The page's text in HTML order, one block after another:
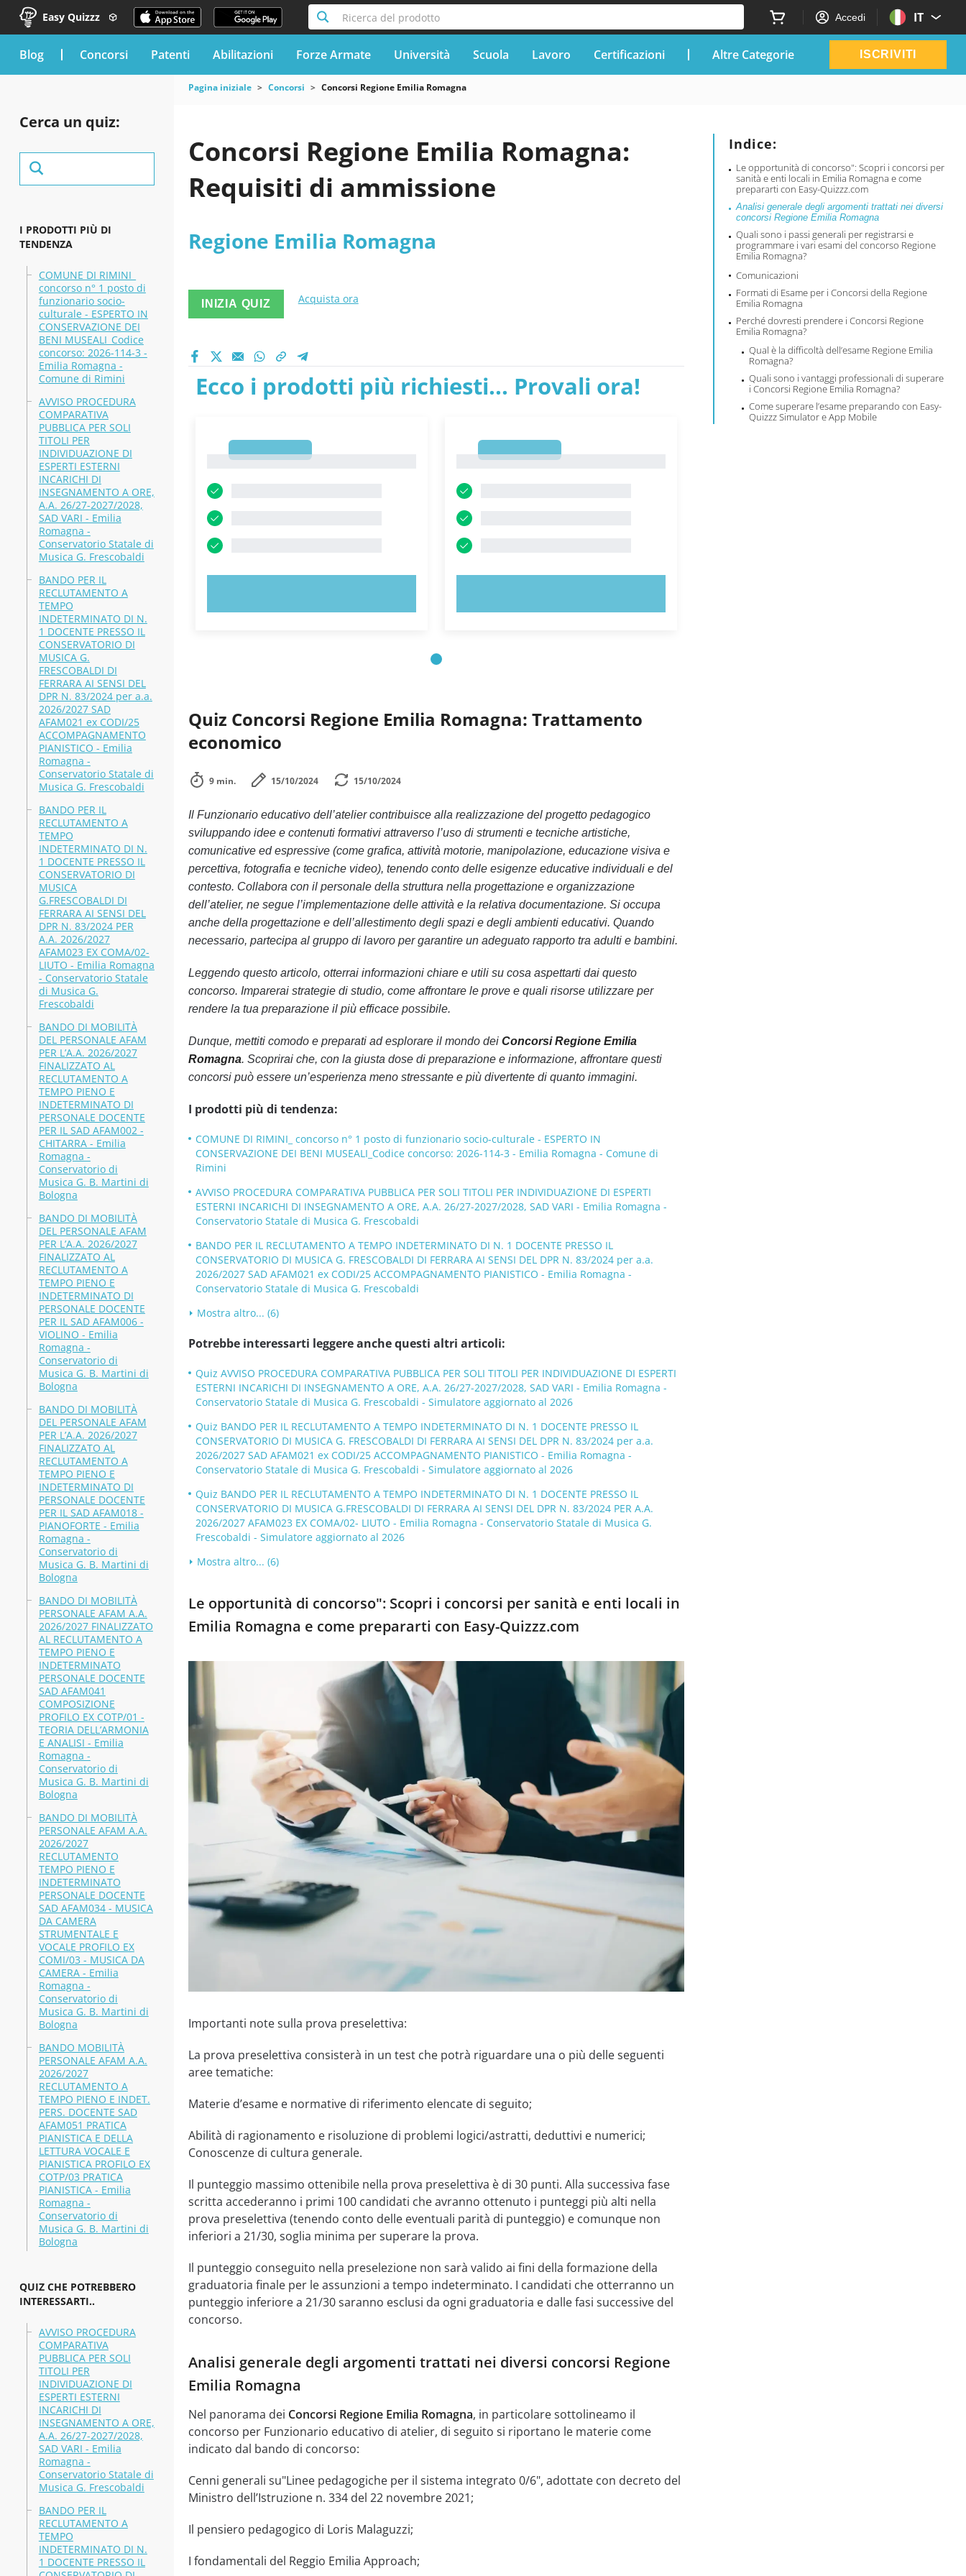
Easy Quizzz Ricerca del prodotto Accedi IT
blog Concorsi Patenti Abilitazioni Forze Armate Università Scuola Lavoro Certificazioni Altre Categorie ISCRIVITI
Cerca un quiz:
I PRODOTTI PIÙ DI
TENDENZA
COMUNE DI RIMINI_
concorso n° 1 posto di
funzionario socio-
culturale - ESPERTO IN
CONSERVAZIONE DEI
BENI MUSEALI_Codice
concorso: 2026-114-3 -
Emilia Romagna -
Comune di Rimini
AVVISO PROCEDURA
COMPARATIVA
PUBBLICA PER SOLI
TITOLI PER
INDIVIDUAZIONE DI
ESPERTI ESTERNI
INCARICHI DI
INSEGNAMENTO A ORE,
A.A. 26/27-2027/2028,
SAD VARI - Emilia
Romagna -
Conservatorio Statale di
Musica G. Frescobaldi
BANDO PER IL
RECLUTAMENTO A
TEMPO
INDETERMINATO DI N.
1 DOCENTE PRESSO IL
CONSERVATORIO DI
MUSICA G.
FRESCOBALDI DI
FERRARA AI SENSI DEL
DPR N. 83/2024 per a.a.
2026/2027 SAD
AFAM021 ex CODI/25
ACCOMPAGNAMENTO
PIANISTICO - Emilia
Romagna -
Conservatorio Statale di
Musica G. Frescobaldi
BANDO PER IL
RECLUTAMENTO A
TEMPO
INDETERMINATO DI N.
1 DOCENTE PRESSO IL
CONSERVATORIO DI
MUSICA
G.FRESCOBALDI DI
FERRARA AI SENSI DEL
DPR N. 83/2024 PER
A.A. 2026/2027
AFAM023 EX COMA/02-
LIUTO - Emilia Romagna
- Conservatorio Statale
di Musica G.
Frescobaldi
BANDO DI MOBILITÀ
DEL PERSONALE AFAM
PER L’A.A. 2026/2027
FINALIZZATO AL
RECLUTAMENTO A
TEMPO PIENO E
INDETERMINATO DI
PERSONALE DOCENTE
PER IL SAD AFAM002 -
CHITARRA - Emilia
Romagna -
Conservatorio di
Musica G. B. Martini di
Bologna
BANDO DI MOBILITÀ
DEL PERSONALE AFAM
PER L’A.A. 2026/2027
FINALIZZATO AL
RECLUTAMENTO A
TEMPO PIENO E
INDETERMINATO DI
PERSONALE DOCENTE
PER IL SAD AFAM006 -
VIOLINO - Emilia
Romagna -
Conservatorio di
Musica G. B. Martini di
Bologna
BANDO DI MOBILITÀ
DEL PERSONALE AFAM
PER L’A.A. 2026/2027
FINALIZZATO AL
RECLUTAMENTO A
TEMPO PIENO E
INDETERMINATO DI
PERSONALE DOCENTE
PER IL SAD AFAM018 -
PIANOFORTE - Emilia
Romagna -
Conservatorio di
Musica G. B. Martini di
Bologna
BANDO DI MOBILITÀ
PERSONALE AFAM A.A.
2026/2027 FINALIZZATO
AL RECLUTAMENTO A
TEMPO PIENO E
INDETERMINATO
PERSONALE DOCENTE
SAD AFAM041
COMPOSIZIONE
PROFILO EX COTP/01 -
TEORIA DELL’ARMONIA
E ANALISI - Emilia
Romagna -
Conservatorio di
Musica G. B. Martini di
Bologna
BANDO DI MOBILITÀ
PERSONALE AFAM A.A.
2026/2027
RECLUTAMENTO
TEMPO PIENO E
INDETERMINATO
PERSONALE DOCENTE
SAD AFAM034 - MUSICA
DA CAMERA
STRUMENTALE E
VOCALE PROFILO EX
COMI/03 - MUSICA DA
CAMERA - Emilia
Romagna -
Conservatorio di
Musica G. B. Martini di
Bologna
BANDO MOBILITÀ
PERSONALE AFAM A.A.
2026/2027
RECLUTAMENTO A
TEMPO PIENO E INDET.
PERS. DOCENTE SAD
AFAM051 PRATICA
PIANISTICA E DELLA
LETTURA VOCALE E
PIANISTICA PROFILO EX
COTP/03 PRATICA
PIANISTICA - Emilia
Romagna -
Conservatorio di
Musica G. B. Martini di
Bologna
QUIZ CHE POTREBBERO
INTERESSARTI..
AVVISO PROCEDURA
COMPARATIVA
PUBBLICA PER SOLI
TITOLI PER
INDIVIDUAZIONE DI
ESPERTI ESTERNI
INCARICHI DI
INSEGNAMENTO A ORE,
A.A. 26/27-2027/2028,
SAD VARI - Emilia
Romagna -
Conservatorio Statale di
Musica G. Frescobaldi
BANDO PER IL
RECLUTAMENTO A
TEMPO
INDETERMINATO DI N.
1 DOCENTE PRESSO IL
Pagina iniziale Concorsi Concorsi Regione Emilia Romagna
Indice:
Le opportunità di concorso": Scopri i concorsi per
sanità e enti locali in Emilia Romagna e come
prepararti con Easy-Quizzz.com
Analisi generale degli argomenti trattati nei diversi
concorsi Regione Emilia Romagna
Quali sono i passi generali per registrarsi e
programmare i vari esami del concorso Regione
Emilia Romagna?
Comunicazioni
Formati di Esame per i Concorsi della Regione
Emilia Romagna
Perché dovresti prendere i Concorsi Regione
Emilia Romagna?
Qual è la difficoltà dell’esame Regione Emilia
Romagna?
Quali sono i vantaggi professionali di superare
i Concorsi Regione Emilia Romagna?
Come superare l’esame preparando con Easy-
Quizzz Simulator e App Mobile
Concorsi Regione Emilia Romagna:
Requisiti di ammissione
Regione Emilia Romagna
INIZIA QUIZ Acquista ora
Ecco i prodotti più richiesti... Provali ora!
Quiz Concorsi Regione Emilia Romagna: Trattamento
economico
9 min. 15/10/2024 15/10/2024
Il Funzionario educativo dell’atelier contribuisce alla realizzazione del progetto pedagogico
sviluppando idee e contenuti formativi attraverso l’uso di strumenti e tecniche artistiche,
comunicative ed espressive (come grafica, attività motorie, manipolazione, educazione visiva e
percettiva, fotografia e tecniche video), tenendo conto delle esigenze educative individuali e del
contesto. Collabora con il personale della struttura nella progettazione e organizzazione
dell’atelier, ne segue l’implementazione delle attività e la relativa documentazione. Si occupa
anche della progettazione e dell’allestimento degli spazi e degli ambienti educativi. Quando
necessario, partecipa al gruppo di lavoro per garantire un adeguato rapporto tra adulti e bambini.
Leggendo questo articolo, otterrai informazioni chiare e utili su cosa aspettarti dai questo
concorso. Imparerai strategie di studio, come affrontare le prove e quali risorse utilizzare per
rendere la tua preparazione il più efficace possibile.
Dunque, mettiti comodo e preparati ad esplorare il mondo dei Concorsi Regione Emilia
Romagna. Scoprirai che, con la giusta dose di preparazione e informazione, affrontare questi
concorsi può essere un’esperienza meno stressante e più divertente di quanto immagini.
I prodotti più di tendenza:
COMUNE DI RIMINI_ concorso n° 1 posto di funzionario socio-culturale - ESPERTO IN
CONSERVAZIONE DEI BENI MUSEALI_Codice concorso: 2026-114-3 - Emilia Romagna - Comune di
Rimini
AVVISO PROCEDURA COMPARATIVA PUBBLICA PER SOLI TITOLI PER INDIVIDUAZIONE DI ESPERTI
ESTERNI INCARICHI DI INSEGNAMENTO A ORE, A.A. 26/27-2027/2028, SAD VARI - Emilia Romagna -
Conservatorio Statale di Musica G. Frescobaldi
BANDO PER IL RECLUTAMENTO A TEMPO INDETERMINATO DI N. 1 DOCENTE PRESSO IL
CONSERVATORIO DI MUSICA G. FRESCOBALDI DI FERRARA AI SENSI DEL DPR N. 83/2024 per a.a.
2026/2027 SAD AFAM021 ex CODI/25 ACCOMPAGNAMENTO PIANISTICO - Emilia Romagna -
Conservatorio Statale di Musica G. Frescobaldi
Mostra altro... (6)
Potrebbe interessarti leggere anche questi altri articoli:
Quiz AVVISO PROCEDURA COMPARATIVA PUBBLICA PER SOLI TITOLI PER INDIVIDUAZIONE DI ESPERTI
ESTERNI INCARICHI DI INSEGNAMENTO A ORE, A.A. 26/27-2027/2028, SAD VARI - Emilia Romagna -
Conservatorio Statale di Musica G. Frescobaldi - Simulatore aggiornato al 2026
Quiz BANDO PER IL RECLUTAMENTO A TEMPO INDETERMINATO DI N. 1 DOCENTE PRESSO IL
CONSERVATORIO DI MUSICA G. FRESCOBALDI DI FERRARA AI SENSI DEL DPR N. 83/2024 per a.a.
2026/2027 SAD AFAM021 ex CODI/25 ACCOMPAGNAMENTO PIANISTICO - Emilia Romagna -
Conservatorio Statale di Musica G. Frescobaldi - Simulatore aggiornato al 2026
Quiz BANDO PER IL RECLUTAMENTO A TEMPO INDETERMINATO DI N. 1 DOCENTE PRESSO IL
CONSERVATORIO DI MUSICA G.FRESCOBALDI DI FERRARA AI SENSI DEL DPR N. 83/2024 PER A.A.
2026/2027 AFAM023 EX COMA/02- LIUTO - Emilia Romagna - Conservatorio Statale di Musica G.
Frescobaldi - Simulatore aggiornato al 2026
Mostra altro... (6)
Le opportunità di concorso": Scopri i concorsi per sanità e enti locali in
Emilia Romagna e come prepararti con Easy-Quizzz.com
Importanti note sulla prova preselettiva:
La prova preselettiva consisterà in un test che potrà riguardare una o più delle seguenti
aree tematiche:
Materie d’esame e normative di riferimento elencate di seguito;
Abilità di ragionamento e risoluzione di problemi logici/astratti, deduttivi e numerici;
Conoscenze di cultura generale.
Il punteggio massimo ottenibile nella prova preselettiva è di 30 punti. Alla successiva fase
scritta accederanno i primi 100 candidati che avranno ottenuto i punteggi più alti nella
prova preselettiva (tenendo conto delle eventuali parità di punteggio) e comunque non
inferiori a 21/30, soglia minima per superare la prova.
Il punteggio conseguito nella preselezione non sarà valido ai fini della formazione della
graduatoria finale per le assunzioni a tempo indeterminato. I candidati che otterranno un
punteggio inferiore a 21/30 saranno esclusi da ogni graduatoria e dalle fasi successive del
concorso.
Analisi generale degli argomenti trattati nei diversi concorsi Regione
Emilia Romagna
Nel panorama dei Concorsi Regione Emilia Romagna, in particolare sottolineamo il
concorso per Funzionario educativo di atelier, di seguito si riportano le materie come
indicato dal bando di concorso:
Cenni generali su"Linee pedagogiche per il sistema integrato 0/6", adottate con decreto del
Ministro dell’Istruzione n. 334 del 22 novembre 2021;
Il pensiero pedagogico di Loris Malaguzzi;
I fondamentali del Reggio Emilia Approach;